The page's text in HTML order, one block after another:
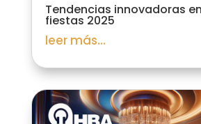
Tendencias innovadoras
fiestas 2025
leer más...